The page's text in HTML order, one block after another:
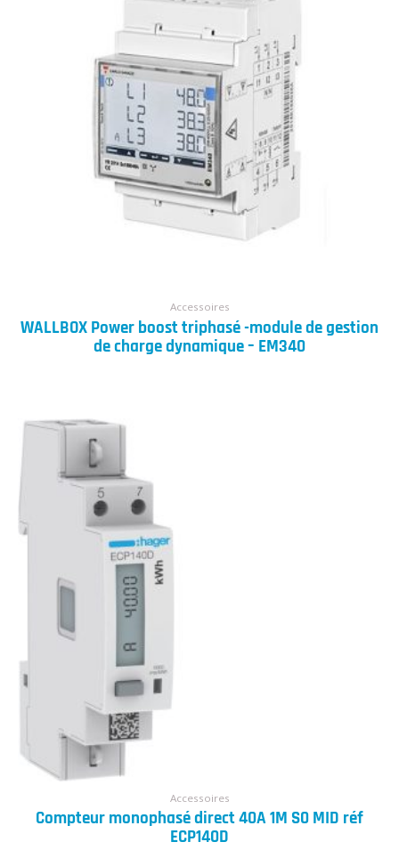
Accessoires
WALLBOX Power boost triphasé -module de gestion
de charge dynamique – EM340
Accessoires
Compteur monophasé direct 40A 1M S0 MID réf
ECP140D